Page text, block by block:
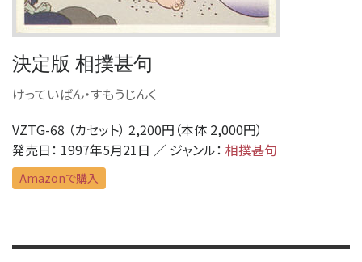
決定版 相撲甚句
けっていばん・すもうじんく
VZTG-68 （カセット） 2,200円（本体 2,000円）
発売日： 1997年5月21日 ／ ジャンル： 相撲甚句
Amazonで購入